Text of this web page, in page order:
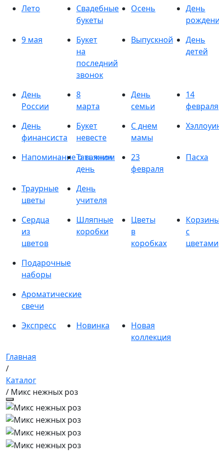
Лето
Свадебные
букеты
Осень
День
9 мая
Букет
на
последний
звонок
Выпускной
День
детей
День
России
8
марта
День
семьи
14
февраля
День
финансиста
Букет
невесте
С днем
мамы
Напоминание о важном
Татьянин
день
23
февраля
Пасха
Траурные
цветы
День
учителя
Сердца
из
цветов
Шляпные
коробки
Цветы
в
коробках
с
цветами
Подарочные
наборы
Ароматические
свечи
Экспресс
Новинка
Новая
коллекция
Главная
/
Каталог
/ Микс нежных роз